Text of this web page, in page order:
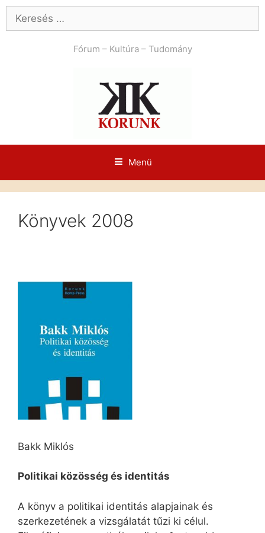
Kilépés
Keresés:
Fórum – Kultúra – Tudomány
Menü
Könyvek 2008
Bakk Miklós
Politikai közösség és identitás
A könyv a politikai identitás alapjainak és
szerkezetének a vizsgálatát tűzi ki célul.